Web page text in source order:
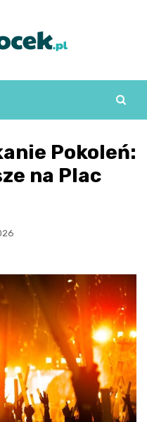
Pokoleń:
na Plac